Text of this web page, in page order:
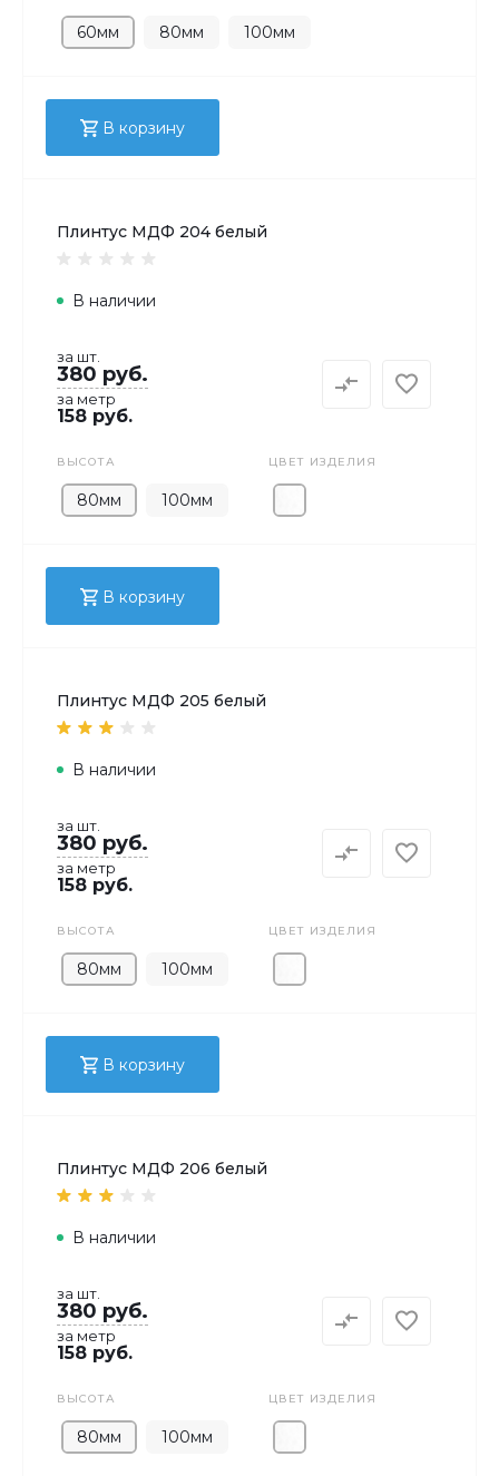
60мм 80мм 100мм
В корзину
Плинтус МДФ 204 белый
В наличии
за шт.
380 руб.
за метр
158 руб.
ВЫСОТА
80мм 100мм
ЦВЕТ ИЗДЕЛИЯ
В корзину
Плинтус МДФ 205 белый
В наличии
за шт.
380 руб.
за метр
158 руб.
ВЫСОТА
80мм 100мм
ЦВЕТ ИЗДЕЛИЯ
В корзину
Плинтус МДФ 206 белый
В наличии
за шт.
380 руб.
за метр
158 руб.
ВЫСОТА
80мм 100мм
ЦВЕТ ИЗДЕЛИЯ